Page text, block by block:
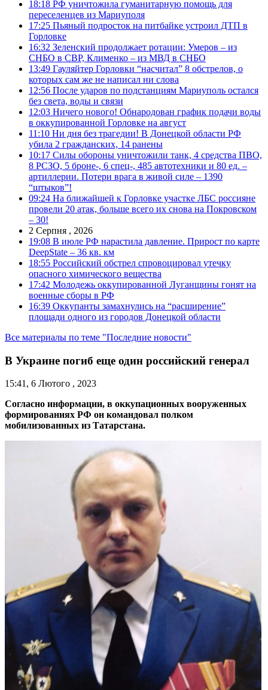
18:18 РФ уничтожила гуманитарную помощь для
переселенцев из Мариуполя
17:25 Пьяный подросток на питбайке устроил ДТП в
Горловке
16:32 Зеленский продолжает ротации: Умеров – из
СНБО в СВР, Клименко – из МВД в СНБО
13:49 Гауляйтер Горловки “насчитал” 8 обстрелов, о
которых сам же не написал ни слова
12:56 После ударов по подстанциям Мариуполь остался
без света, воды и связи
12:03 Ничего нового! Обнародован график подачи воды
в оккупированной Горловке на август
11:10 Ни дня без трагедии! В Донецкой области РФ
убила 2 гражданских, 14 ранены
10:17 Силы обороны уничтожили танк, 4 средства ПВО,
8 РСЗО, 5 броне-, 6 спец-, 485 автотехники и 80 ед. –
артиллерии. Потери врага в живой силе – 1390
“штыков”!
09:24 На ближайшей к Горловке участке ЛБС россияне
провели 20 атак, больше всего их снова на Покровском
– 30!
2 Серпня , 2026
19:08 В июле РФ нарастила давление. Прирост по карте
DeepState – 36 кв. км
18:55 Российский обстрел спровоцировал утечку
опасного химического вещества
17:42 Молодежь оккупированной Луганщины гонят на
военные сборы в РФ
16:39 Оккупанты замахнулись на “расширение”
площади одного из городов Донецкой области
Все материалы по теме "Последние новости"
В Украине погиб еще один российский генерал
15:41, 6 Лютого , 2023
Согласно информации, в оккупационных вооруженных
формированиях РФ он командовал полком
мобилизованных из Татарстана.